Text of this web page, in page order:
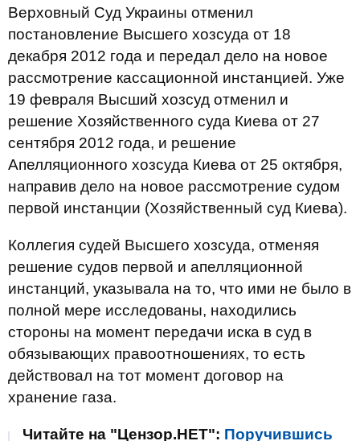
Верховный Суд Украины отменил
постановление Высшего хозсуда от 18
декабря 2012 года и передал дело на новое
рассмотрение кассационной инстанцией. Уже
19 февраля Высший хозсуд отменил и
решение Хозяйственного суда Киева от 27
сентября 2012 года, и решение
Апелляционного хозсуда Киева от 25 октября,
направив дело на новое рассмотрение судом
первой инстанции (Хозяйственный суд Киева).
Коллегия судей Высшего хозсуда, отменяя
решение судов первой и апелляционной
инстанций, указывала на то, что ими не было в
полной мере исследованы, находились
стороны на момент передачи иска в суд в
обязывающих правоотношениях, то есть
действовал на тот момент договор на
хранение газа.
Читайте на "Цензор.НЕТ": Поручившись